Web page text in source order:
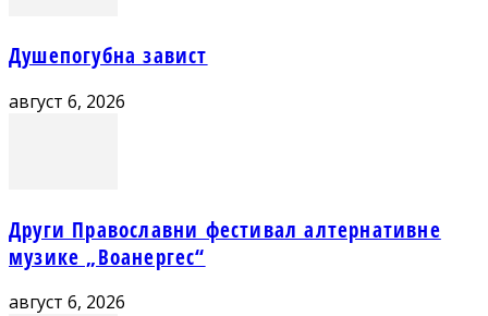
Душепогубна завист
август 6, 2026
Други Православни фестивал алтернативне
музике „Воанергес“
август 6, 2026